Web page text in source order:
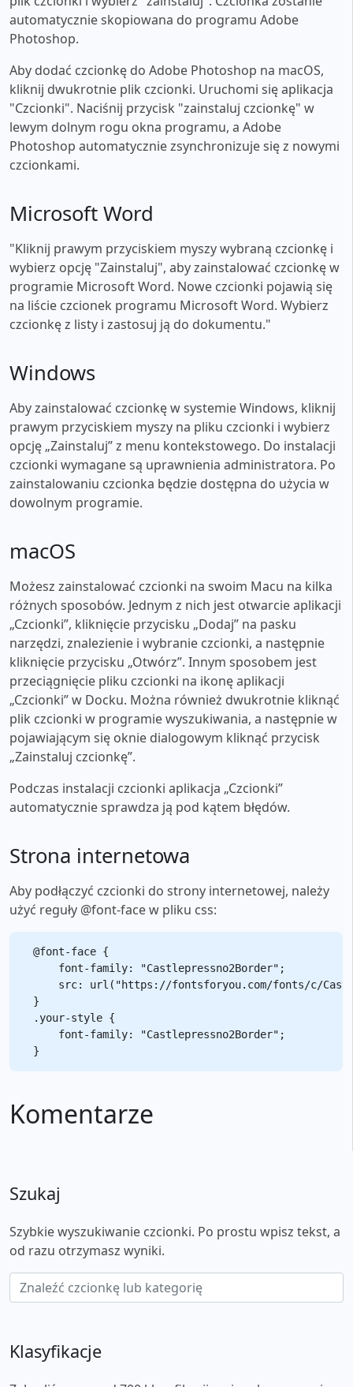
automatycznie skopiowana do programu Adobe
Photoshop.
Aby dodać czcionkę do Adobe Photoshop na macOS,
kliknij dwukrotnie plik czcionki. Uruchomi się aplikacja
"Czcionki". Naciśnij przycisk "zainstaluj czcionkę" w
lewym dolnym rogu okna programu, a Adobe
Photoshop automatycznie zsynchronizuje się z nowymi
czcionkami.
Microsoft Word
"Kliknij prawym przyciskiem myszy wybraną czcionkę i
wybierz opcję "Zainstaluj", aby zainstalować czcionkę w
programie Microsoft Word. Nowe czcionki pojawią się
na liście czcionek programu Microsoft Word. Wybierz
czcionkę z listy i zastosuj ją do dokumentu."
Windows
Aby zainstalować czcionkę w systemie Windows, kliknij
prawym przyciskiem myszy na pliku czcionki i wybierz
opcję „Zainstaluj” z menu kontekstowego. Do instalacji
czcionki wymagane są uprawnienia administratora. Po
zainstalowaniu czcionka będzie dostępna do użycia w
dowolnym programie.
macOS
Możesz zainstalować czcionki na swoim Macu na kilka
różnych sposobów. Jednym z nich jest otwarcie aplikacji
„Czcionki”, kliknięcie przycisku „Dodaj” na pasku
narzędzi, znalezienie i wybranie czcionki, a następnie
kliknięcie przycisku „Otwórz”. Innym sposobem jest
przeciągnięcie pliku czcionki na ikonę aplikacji
„Czcionki” w Docku. Można również dwukrotnie kliknąć
plik czcionki w programie wyszukiwania, a następnie w
pojawiającym się oknie dialogowym kliknąć przycisk
„Zainstaluj czcionkę”.
Podczas instalacji czcionki aplikacja „Czcionki”
automatycznie sprawdza ją pod kątem błędów.
Strona internetowa
Aby podłączyć czcionki do strony internetowej, należy
użyć reguły @font-face w pliku css:
@font-face {
    font-family: "Castlepressno2Border";
src: url("https://fontsforyou.com/fonts/c/
}
.your-style {
    font-family: "Castlepressno2Border";
Komentarze
Szukaj
Szybkie wyszukiwanie czcionki. Po prostu wpisz tekst, a
od razu otrzymasz wyniki.
Klasyfikacje